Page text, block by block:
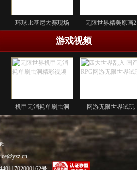
环球比基尼大赛现场 无限世界精美原画2
游戏视频
机甲无消耗单刷虫洞 网游无限世界试玩